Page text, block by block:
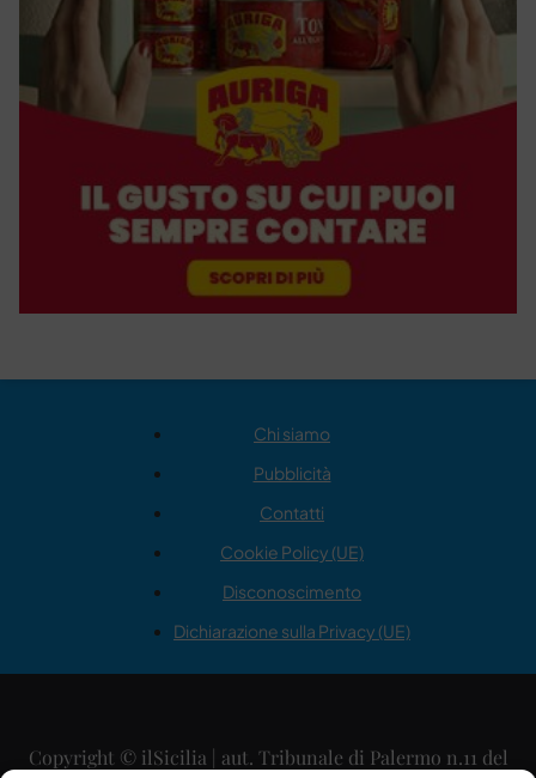
Chi siamo
Pubblicità
Contatti
Cookie Policy (UE)
Disconoscimento
Dichiarazione sulla Privacy (UE)
Copyright © ilSicilia | aut. Tribunale di Palermo n.11 del